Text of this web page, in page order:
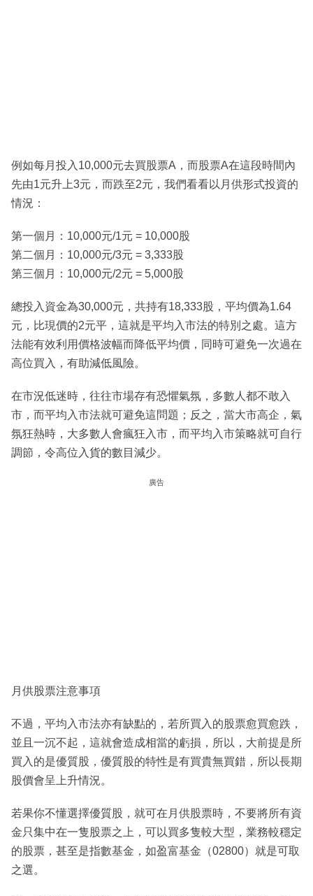
例如每月投入10,000元去買股票A，而股票A在這段時間內
先由1元升上3元，而跌至2元，我們看看以月供形式投資的
情況：
第一個月：10,000元/1元 = 10,000股
第二個月：10,000元/3元 = 3,333股
第三個月：10,000元/2元 = 5,000股
總投入資金為30,000元，共持有18,333股，平均價為1.64
元，比現價的2元平，這就是平均入市法的特別之處。這方
法能有效利用價格波幅而降低平均價，同時可避免一次過在
高位買入，有助減低風險。
在市況低迷時，往往市場存有恐懼氣氛，多數人都不敢入
市，而平均入市法就可避免這問題；反之，當大市高企，氣
氛狂熱時，大多數人會瘋狂入市，而平均入市策略就可自行
調節，令高位入貨的數目減少。
廣告
月供股票注意事項
不過，平均入市法亦有缺點的，若所買入的股票愈買愈跌，
並且一沉不起，這就會造成相當的虧損，所以，大前提是所
買入的是優質股，優質股的特性是有買貴無買錯，所以長期
股價會呈上升情況。
若果你不懂選擇優質股，就可在月供股票時，不要將所有資
金只集中在一隻股票之上，可以買多隻較大型，業務較穩定
的股票，甚至是指數基金，如盈富基金（02800）就是可取
之選。